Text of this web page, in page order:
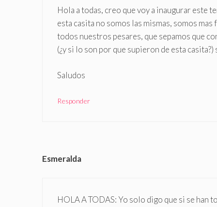
Hola a todas, creo que voy a inaugurar este
esta casita no somos las mismas, somos
todos nuestros pesares, que sepamos que
(¿y si lo son por que supieron de esta
Saludos
Responder
Esmeralda
HOLA A TODAS: Yo solo digo que si se han